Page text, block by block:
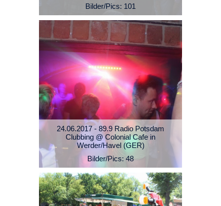
Bilder/Pics: 101
24.06.2017 - 89.9 Radio Potsdam
Clubbing @ Colonial Cafe in
Werder/Havel (GER)
Bilder/Pics: 48